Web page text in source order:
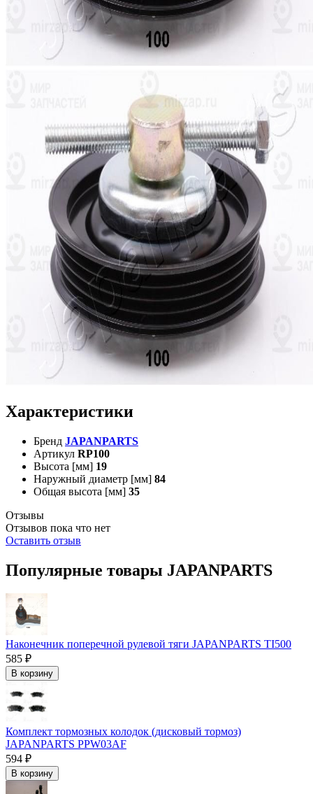
Характеристики
Бренд JAPANPARTS
Артикул RP100
Высота [мм] 19
Наружный диаметр [мм] 84
Общая высота [мм] 35
Отзывы
Отзывов пока что нет
Оставить отзыв
Популярные товары JAPANPARTS
Наконечник поперечной рулевой тяги JAPANPARTS TI500
585 ₽
В корзину
Комплект тормозных колодок (дисковый тормоз)
JAPANPARTS PPW03AF
594 ₽
В корзину